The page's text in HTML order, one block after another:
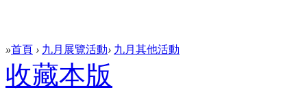
»首頁 › 九月展覽活動› 九月其他活動
收藏本版